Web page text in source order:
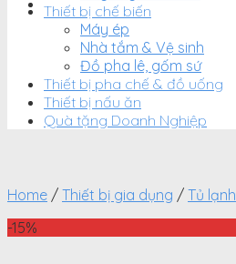
Thiết bị chế biến
Máy ép
Nhà tắm & Vệ sinh
Đồ pha lê, gốm sứ
Thiết bị pha chế & đồ uống
Thiết bị nấu ăn
Quà tặng Doanh Nghiệp
Home / Thiết bị gia dụng / Tủ lạnh
-15%